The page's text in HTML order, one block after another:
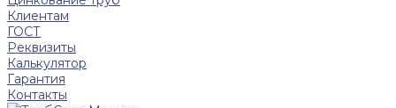
Клиентам
ГОСТ
Реквизиты
Калькулятор
Гарантия
Контакты